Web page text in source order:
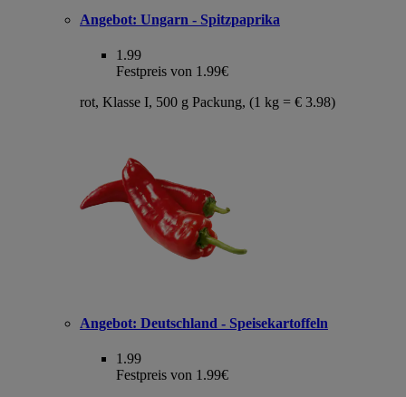
Angebot: Ungarn - Spitzpaprika
1.99
Festpreis von 1.99€
rot, Klasse I, 500 g Packung, (1 kg = € 3.98)
Angebot: Deutschland - Speisekartoffeln
1.99
Festpreis von 1.99€